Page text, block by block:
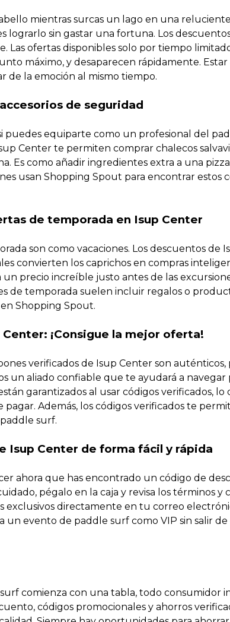
mientras surcas un lago en una
lograrlo sin gastar una fortuna. Los
Las ofertas disponibles solo por tiempo
máximo, y desaparecen rápidamente.
de la emoción al mismo tiempo.
de seguridad
puedes equiparte como un profesional del
Center te permiten comprar chalecos
Es como añadir ingredientes extra a una
usan Shopping Spout para encontrar estos
de temporada en Isup Center
son como vacaciones. Los descuentos de
convierten los caprichos en compras
precio increíble justo antes de las
de temporada suelen incluir regalos o
Shopping Spout.
¡Consigue la mejor oferta!
verificados de Isup Center son
un aliado confiable que te ayudará a
garantizados al usar códigos verificados,
Además, los códigos verificados te
surf.
Isup Center de forma fácil y rápida
ahora que has encontrado un código de
pégalo en la caja y revisa los términos y
exclusivos directamente en tu correo
un evento de paddle surf como VIP sin salir de
comienza con una tabla, todo consumidor
códigos promocionales y ahorros